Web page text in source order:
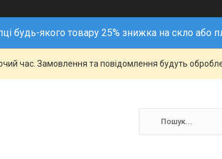
будь-якого товару 25% знижка на скло або
час. Замовлення та повідомлення будуть